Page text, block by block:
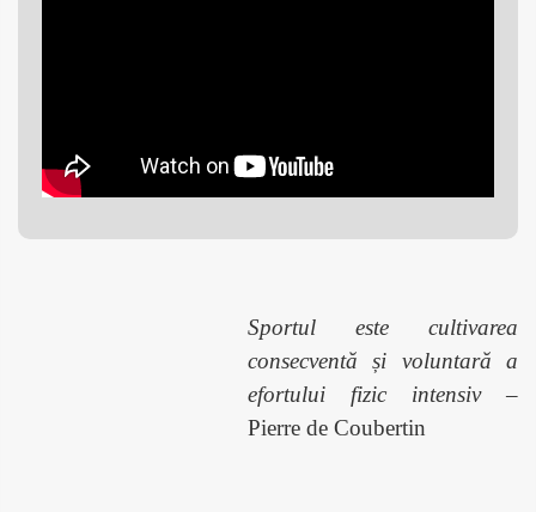
Sportul este cultivarea
consecventă și voluntară a
efortului fizic intensiv–
Pierre de Coubertin